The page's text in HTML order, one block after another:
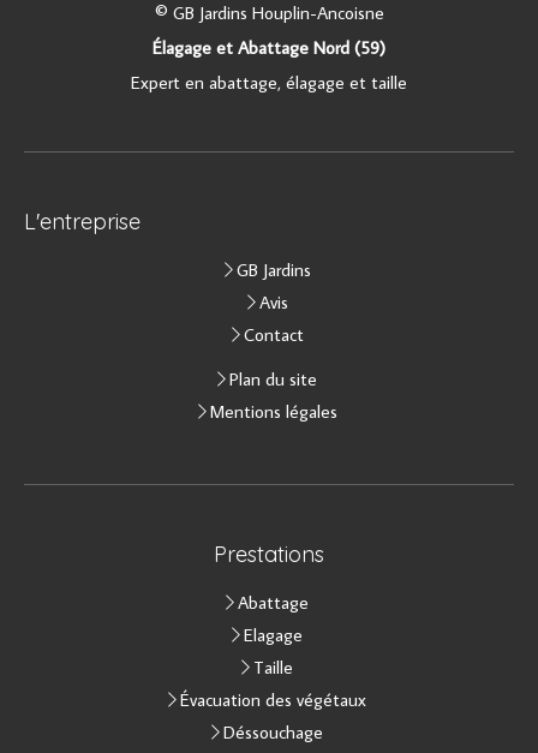
© GB Jardins Houplin-Ancoisne
Élagage et Abattage Nord (59)
Expert en abattage, élagage et taille
L'entreprise
GB Jardins
Avis
Contact
Plan du site
Mentions légales
Prestations
Abattage
Elagage
Taille
Évacuation des végétaux
Déssouchage